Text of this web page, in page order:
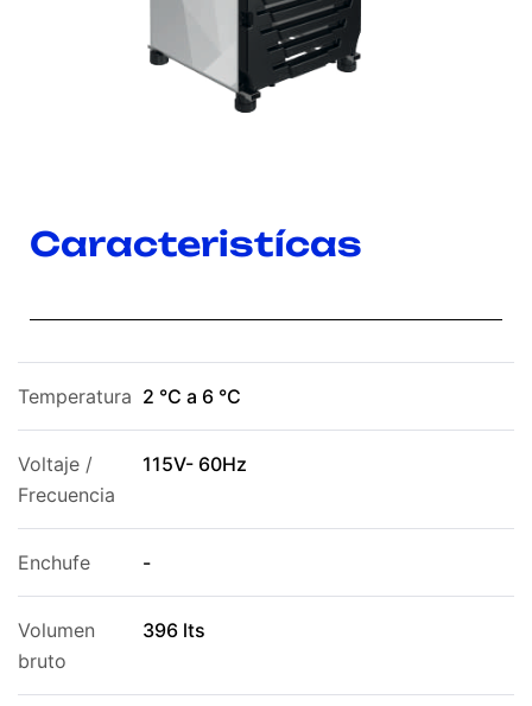
Caracteristícas
Temperatura 2 °C a 6 °C
Voltaje /
Frecuencia
115V- 60Hz
Enchufe -
Volumen
bruto
396 lts